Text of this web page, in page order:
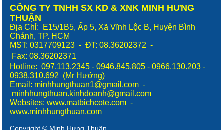
CÔNG TY TNHH SX KD & XNK MINH HƯNG
THUẬN
Địa Chỉ: E15/1B5, Ấp 5, Xã Vĩnh Lộc B, Huyện Bình
Chánh, TP. HCM
MST: 0317709123 - ĐT: 08.36202372 -
Fax: 08.36202371
Hotline: 097.113.2345 - 0946.845.805 - 0966.130.203 -
0938.310.692 (Mr Hưởng)
Email: minhhungthuan1@gmail.com -
minhhungthuan.kinhdoanh@gmail.com
Websites: www.matbichcote.com -
www.minhhungthuan.com